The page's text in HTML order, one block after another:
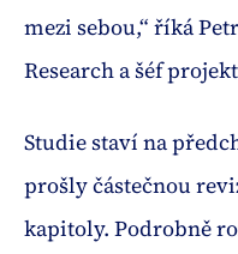
mezi sebou,“ říká
Research a šéf
Studie staví na
prošly částečnou
kapitoly. Podrobně